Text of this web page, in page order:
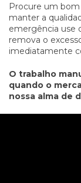
Procure um bom
manter a
emergência use
remova o
imediatamente
O trabalho
quando o
nossa alma de